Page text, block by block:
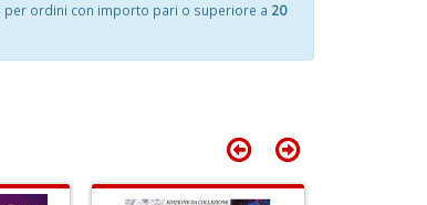
per ordini con importo pari o superiore a 20